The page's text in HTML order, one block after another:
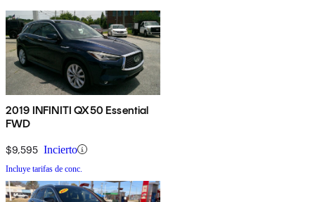
2019 INFINITI QX50 Essential
FWD
$9,595 Incierto
Incluye tarifas de conc.